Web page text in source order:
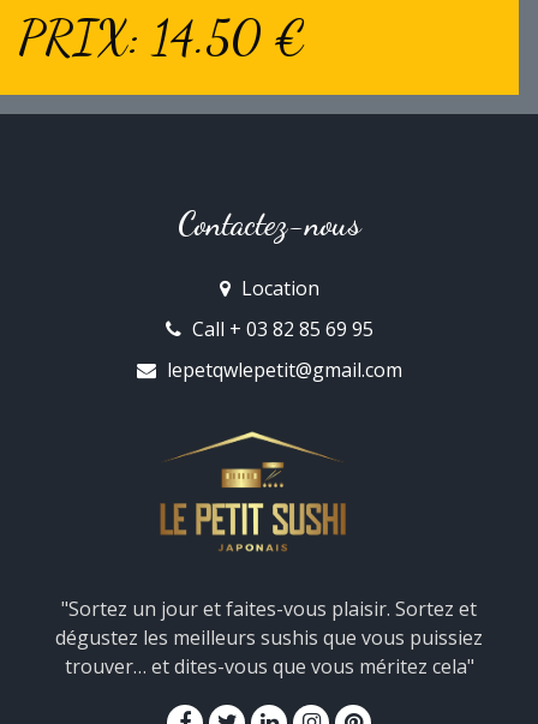
PRIX: 14.50 €
Contactez-nous
Location
Call + 03 82 85 69 95
lepetqwlepetit@gmail.com
"Sortez un jour et faites-vous plaisir. Sortez et
dégustez les meilleurs sushis que vous puissiez
trouver… et dites-vous que vous méritez cela"